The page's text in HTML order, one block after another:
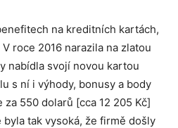
na kreditních kartách,
roce 2016 narazila na zlatou
nabídla svojí novou kartou
s ní i výhody, bonusy a body
550 dolarů [cca 12 205 Kč]
tak vysoká, že firmě došly